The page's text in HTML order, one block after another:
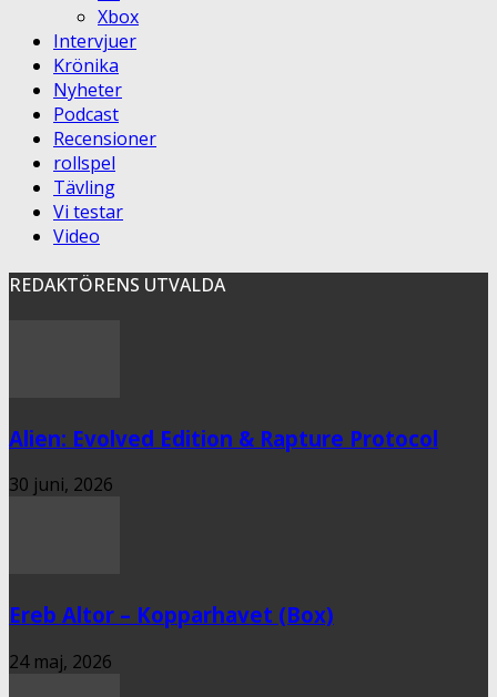
Xbox
Intervjuer
Krönika
Nyheter
Podcast
Recensioner
rollspel
Tävling
Vi testar
Video
REDAKTÖRENS UTVALDA
Alien: Evolved Edition & Rapture Protocol
30 juni, 2026
Ereb Altor – Kopparhavet (Box)
24 maj, 2026